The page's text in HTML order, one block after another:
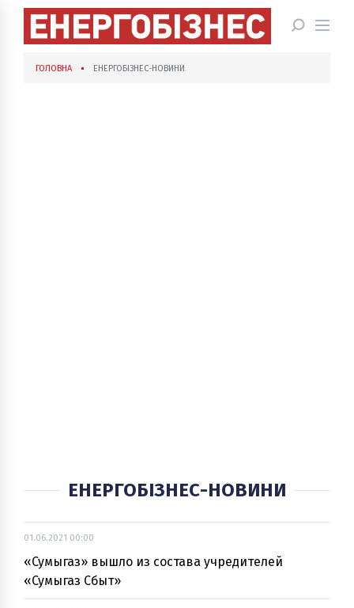
ГОЛОВНА ЕНЕРГОБІЗНЕС-НОВИНИ
ЕНЕРГОБІЗНЕС-НОВИНИ
01.06.2021 00:00
«Сумыгаз» вышло из состава учредителей
«Сумыгаз Сбыт»